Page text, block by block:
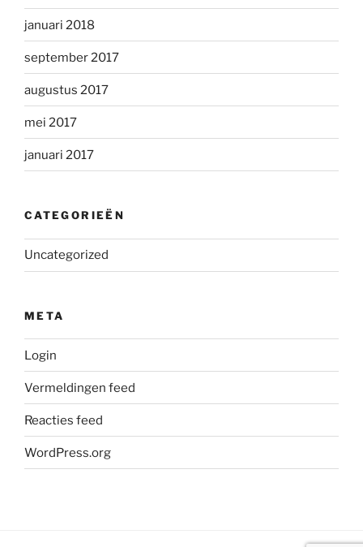
januari 2018
september 2017
augustus 2017
mei 2017
januari 2017
CATEGORIEËN
Uncategorized
META
Login
Vermeldingen feed
Reacties feed
WordPress.org